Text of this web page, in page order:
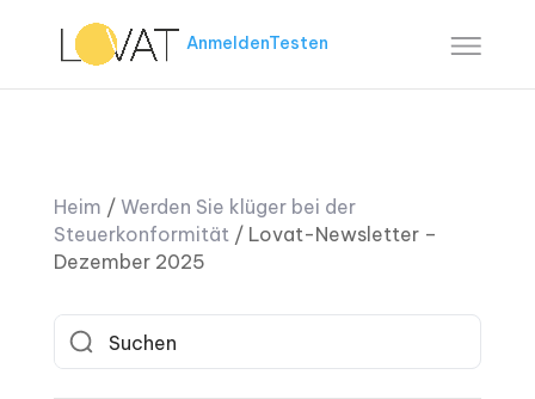
AnmeldenTesten
Heim / Werden Sie klüger bei der
Steuerkonformität/ Lovat-Newsletter –
Dezember 2025